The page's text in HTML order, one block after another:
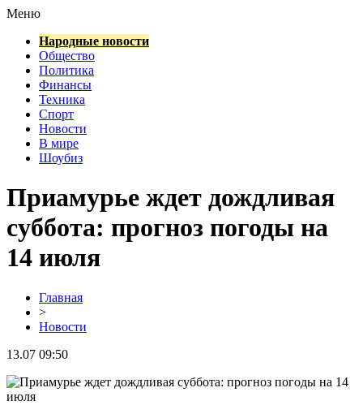
Меню
Народные новости
Общество
Политика
Финансы
Техника
Спорт
Новости
В мире
Шоубиз
Приамурье ждет дождливая
суббота: прогноз погоды на
14 июля
Главная
>
Новости
13.07 09:50